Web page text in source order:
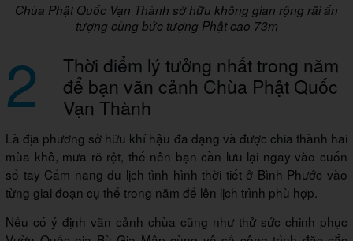
Chùa Phật Quốc Vạn Thành sở hữu không gian rộng rãi ấn
tượng cùng bức tượng Phật cao 73m
2 Thời điểm lý tưởng nhất trong năm
để bạn vãn cảnh Chùa Phật Quốc
Vạn Thành
Là địa phương sở hữu khí hậu đa dạng và được chia thành hai
mùa khô, mưa rõ rệt, thế nên bạn cần lưu lại ngay vào cuốn
sổ tay Cẩm nang du lịch tình hình thời tiết ở Bình Phước vào
từng giai đoạn cụ thể trong năm để lên lịch trình phù hợp.
Nếu có ý định vãn cảnh chùa cũng như thử sức chinh phục